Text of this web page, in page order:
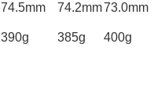
74.5mm 74.2mm73.0mm
390g 385g 400g